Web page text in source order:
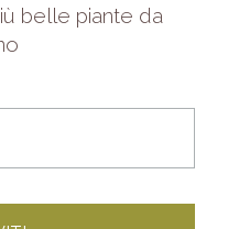
belle piante da